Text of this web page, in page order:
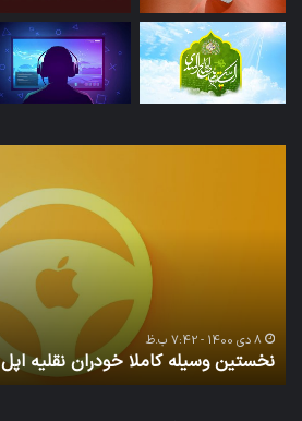
8 دی 1400 - 7:42 ب.ظ
نخستین وسیله کاملا خودران نقلیه اپل